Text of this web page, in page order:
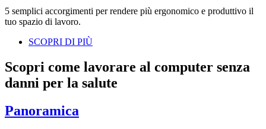
5 semplici accorgimenti per rendere più ergonomico e produttivo il
tuo spazio di lavoro.
SCOPRI DI PIÙ
Scopri come lavorare al computer senza
danni per la salute
Panoramica